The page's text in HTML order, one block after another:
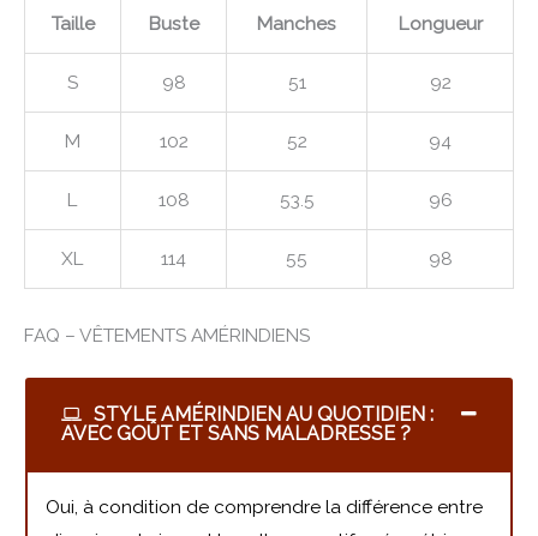
Taille Buste Manches Longueur
S 98 51 92
M 102 52 94
L 108 53.5 96
XL 114 55 98
FAQ – VÊTEMENTS AMÉRINDIENS
STYLE AMÉRINDIEN AU QUOTIDIEN :
AVEC GOÛT ET SANS MALADRESSE ?
Oui, à condition de comprendre la différence entre